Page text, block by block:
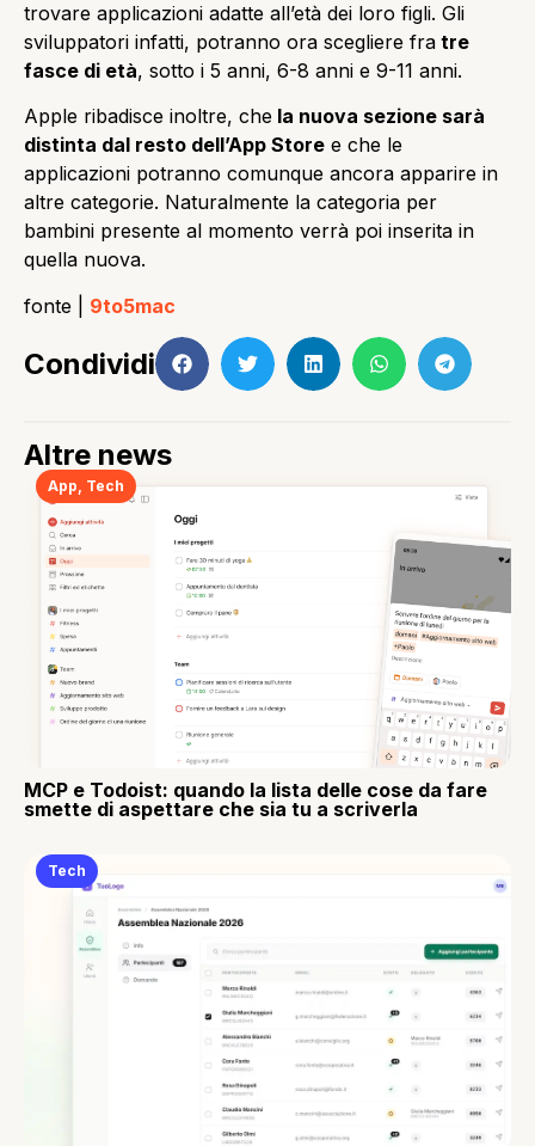
trovare applicazioni adatte all’età dei loro figli. Gli
sviluppatori infatti, potranno ora scegliere fra tre
fasce di età, sotto i 5 anni, 6-8 anni e 9-11 anni.
Apple ribadisce inoltre, che la nuova sezione sarà
distinta dal resto dell’App Store e che le
applicazioni potranno comunque ancora apparire in
altre categorie. Naturalmente la categoria per
bambini presente al momento verrà poi inserita in
quella nuova.
fonte | 9to5mac
Condividi
Altre news
App, Tech
MCP e Todoist: quando la lista delle cose da fare
smette di aspettare che sia tu a scriverla
Tech